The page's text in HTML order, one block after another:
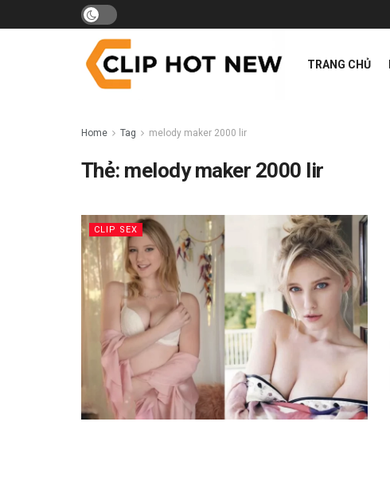
TRANG CHỦ
Home Tag melody maker 2000 lir
Thẻ: melody maker 2000 lir
CLIP SEX